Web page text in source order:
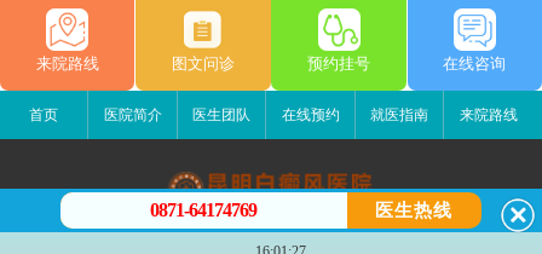
来院路线 图文问诊 预约挂号 在线咨询
首页 医院简介 医生团队 在线预约 就医指南 来院路线
昆明白癜风医院
0871-64174769 医生热线